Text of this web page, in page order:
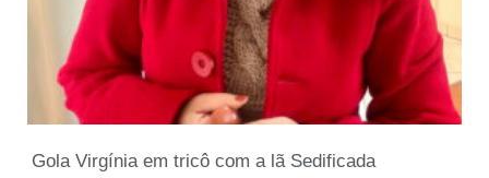
Gola Virgínia em tricô com a lã Sedificada